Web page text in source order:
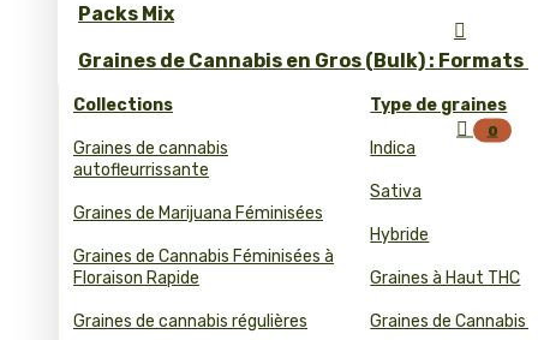
Packs Mix
Graines de Cannabis en Gros (Bulk) : Formats
Collections
Graines de cannabis
autofleurrissante
Graines de Marijuana Féminisées
Graines de Cannabis Féminisées à
Floraison Rapide
Graines de cannabis régulières
Type de graines
Indica
Sativa
Hybride
Graines à Haut THC
Graines de Cannabis

 0